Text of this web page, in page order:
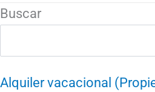
Buscar
Alquiler vacacional